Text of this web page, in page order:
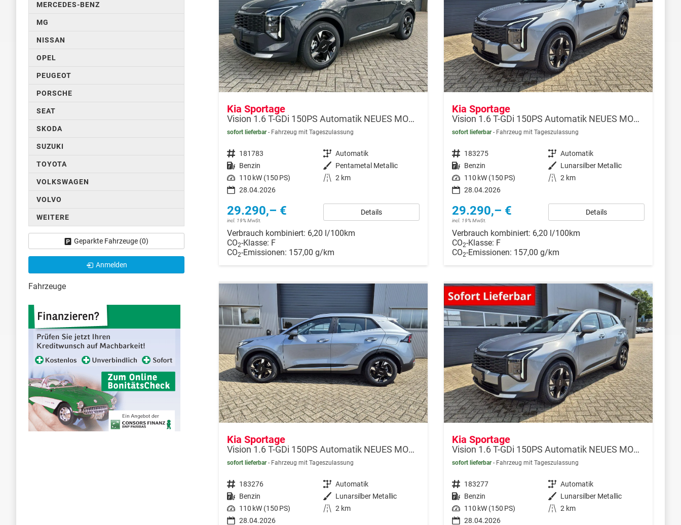
Kia Sportage
Vision 1.6 T-GDi 150PS Automatik NEUES MODELL MY26 FACELIFT Sitzheizung Lenkradheizung Klimaautomatik Navi Bluetooth Touchscreen Apple CarPlay Android Auto PDC v+h 17"LM Rückf.Kamera ACC 2x Keyless
sofort lieferbar Fahrzeug mit Tageszulassung
Fahrzeugnr. 181783 Getriebe Automatik
Kraftstoff Benzin Außenfarbe Pentametal Metallic
Leistung 110 kW (150 PS) Kilometerstand 2 km
28.04.2026
29.290,– €
incl. 19% MwSt.
Details
Verbrauch kombiniert: 6,20 l/100km
CO2-Klasse: F
CO2-Emissionen: 157,00 g/km
Kia Sportage
Vision 1.6 T-GDi 150PS Automatik NEUES MODELL MY26 FACELIFT Sitzheizung Lenkradheizung Klimaautomatik Navi Bluetooth Touchscreen Apple CarPlay Android Auto PDC v+h 17"LM Rückf.Kamera ACC 2x Keyless
sofort lieferbar Fahrzeug mit Tageszulassung
Fahrzeugnr. 183275 Getriebe Automatik
Kraftstoff Benzin Außenfarbe Lunarsilber Metallic
Leistung 110 kW (150 PS) Kilometerstand 2 km
28.04.2026
29.290,– €
incl. 19% MwSt.
Details
Verbrauch kombiniert: 6,20 l/100km
CO2-Klasse: F
CO2-Emissionen: 157,00 g/km
Kia Sportage
Vision 1.6 T-GDi 150PS Automatik NEUES MODELL MY26 FACELIFT Sitzheizung Lenkradheizung Klimaautomatik Navi Bluetooth Touchscreen Apple CarPlay Android Auto PDC v+h 17"LM Rückf.Kamera ACC 2x Keyless
sofort lieferbar Fahrzeug mit Tageszulassung
Fahrzeugnr. 183276 Getriebe Automatik
Kraftstoff Benzin Außenfarbe Lunarsilber Metallic
Leistung 110 kW (150 PS) Kilometerstand 2 km
28.04.2026
Kia Sportage
Vision 1.6 T-GDi 150PS Automatik NEUES MODELL MY26 FACELIFT Sitzheizung Lenkradheizung Klimaautomatik Navi Bluetooth Touchscreen Apple CarPlay Android Auto PDC v+h 17"LM Rückf.Kamera ACC 2x Keyless
sofort lieferbar Fahrzeug mit Tageszulassung
Fahrzeugnr. 183277 Getriebe Automatik
Kraftstoff Benzin Außenfarbe Lunarsilber Metallic
Leistung 110 kW (150 PS) Kilometerstand 2 km
28.04.2026
MERCEDES-BENZ
MG
NISSAN
OPEL
PEUGEOT
PORSCHE
SEAT
SKODA
SUZUKI
TOYOTA
VOLKSWAGEN
VOLVO
WEITERE
Geparkte Fahrzeuge (0)
Anmelden
Fahrzeuge